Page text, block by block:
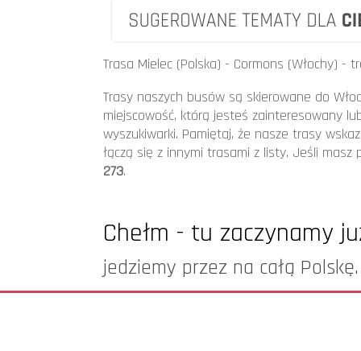
Może Cię zainteresować ...
Trasa Jastrzębie-Zdrój (Polska) -
Trasa Krosno (Polska) - Gemona
Trasa StalowaWola (Polska) -
Trasa Puławy (Polska) - Vinceza
Trasa Dąbrowa Górnicza (Polska) -
Trasa Włodawa (Polska) -
Trasa Mielec (Polska) - Cormons (Włochy) -
Trasy naszych busów są skierowane do
miejscowość, którą jesteś zainteresowany
wyszukiwarki. Pamiętaj, że nasze trasy
łączą się z innymi trasami z listy. Jeśli
273.
Chełm - tu zaczynamy
jedziemy przez na całą Polskę.